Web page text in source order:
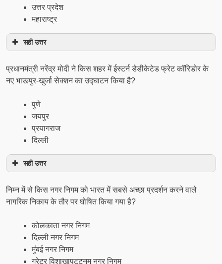
उत्तर प्रदेश
महाराष्ट्र
सही उत्तर
प्रधानमंत्री नरेंद्र मोदी ने किस शहर में ईस्टर्न डेडीकेटेड फ्रेट कॉरिडोर के
नए भाऊपुर-खुर्जा सेक्शन का उद्घाटन किया है?
पुणे
जयपुर
प्रयागराज
दिल्ली
सही उत्तर
निम्न में से किस नगर निगम को भारत में सबसे अच्छा प्रदर्शन करने वाले
नागरिक निकाय के तौर पर घोषित किया गया है?
कोलकाता नगर निगम
दिल्ली नगर निगम
मुंबई नगर निगम
ग्रेटर विशाखापट्टनम नगर निगम